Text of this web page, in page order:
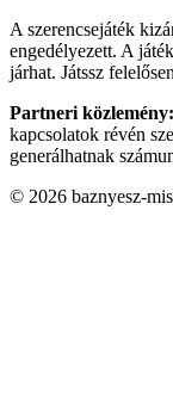
A szerencsejáték
engedélyezett. A
járhat. Játssz
Partneri közlemény:
kapcsolatok révén
generálhatnak
© 2026 baznyesz-